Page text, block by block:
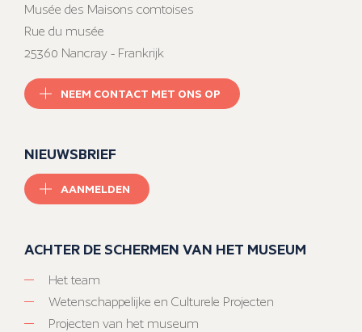
Musée des Maisons comtoises
Rue du musée
25360 Nancray - Frankrijk
NEEM CONTACT MET ONS OP
NIEUWSBRIEF
AANMELDEN
ACHTER DE SCHERMEN VAN HET MUSEUM
Het team
Wetenschappelijke en Culturele Projecten
Projecten van het museum